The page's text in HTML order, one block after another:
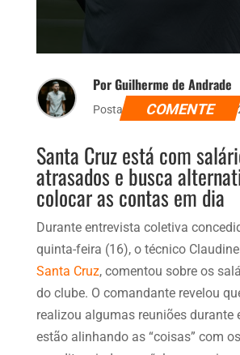
Por Guilherme de Andrade
Postado dia 17 de abril de
COMENTE
Santa Cruz está com
atrasados e busca
colocar as contas em dia
Durante entrevista coletiva
quinta-feira (16), o técnico
Santa Cruz, comentou sobre os
do clube. O comandante revelou
realizou algumas reuniões durante
estão alinhando as “coisas” com